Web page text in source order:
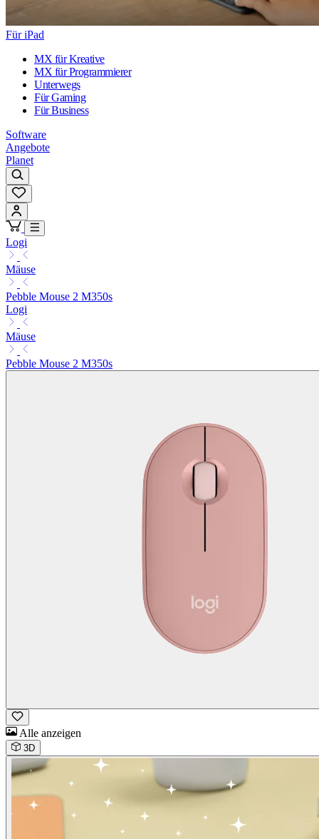
Für iPad
MX für Kreative
MX für Programmierer
Unterwegs
Für Gaming
Für Business
Software
Angebote
Planet
Logi
Mäuse
Pebble Mouse 2 M350s
Logi
Mäuse
Pebble Mouse 2 M350s
Alle anzeigen
3D